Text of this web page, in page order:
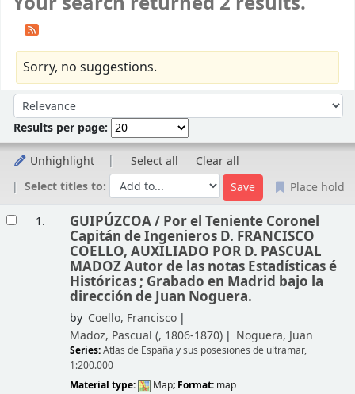
Sorry, no suggestions.
Sort by:
Results per page:
Unhighlight Select all
Clear all
Select titles to:
Place hold
1. GUIPÚZCOA / Por el Teniente Coronel
Capitán de Ingenieros D. FRANCISCO
COELLO, AUXILIADO POR D. PASCUAL
MADOZ Autor de las notas Estadísticas é
Históricas ; Grabado en Madrid bajo la
dirección de Juan Noguera.
by Coello, Francisco
Madoz, Pascual (, 1806-1870) Noguera, Juan
Series:Atlas de España y sus posesiones de ultramar,
1:200.000
Material type:
Map; Format: map